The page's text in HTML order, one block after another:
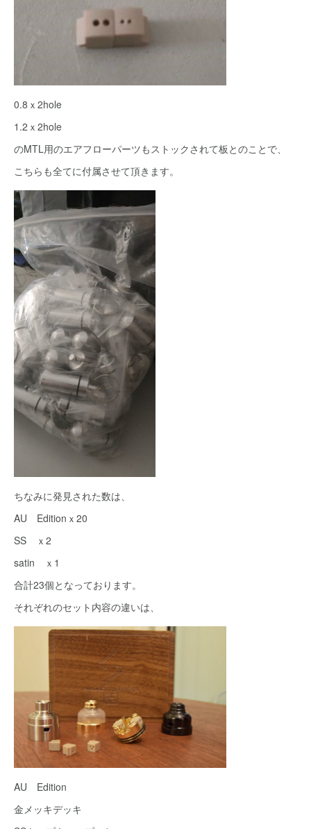
0.8ｘ2hole
1.2ｘ2hole
のMTL用のエアフローパーツもストックされて板とのことで、
こちらも全てに付属させて頂きます。
ちなみに発見された数は、
AU Editionｘ20
SS ｘ2
satin ｘ1
合計23個となっております。
それぞれのセット内容の違いは、
AU Edition
金メッキデッキ